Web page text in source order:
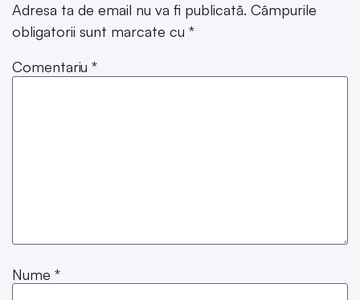
Adresa ta de email nu va fi publicată. Câmpurile
obligatorii sunt marcate cu *
Comentariu *
Nume *